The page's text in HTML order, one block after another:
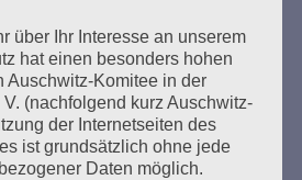
Dienstag,
über Ihr Interesse an unserem
hat einen besonders hohen
Auschwitz-Komitee in der
(nachfolgend kurz Auschwitz-
der Internetseiten des
ist grundsätzlich ohne jede
Daten möglich.